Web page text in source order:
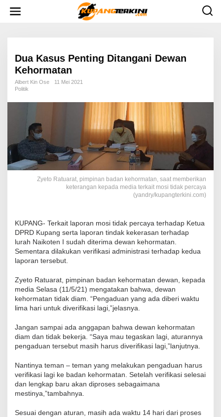
Dua Kasus Penting Ditangani Dewan
Kehormatan
Albert Kin Ose
11 Mei 2021
Politik
Zyeto Ratuarat, pimpinan badan kehormatan, saat memberikan
keterangan kepada media terkait mosi tidak percaya
(yandry/kupangterkini.com)
KUPANG- Terkait laporan mosi tidak percaya terhadap Ketua
DPRD Kupang serta laporan tindak kekerasan terhadap
lurah Naikoten I sudah diterima dewan kehormatan.
Sementara dilakukan verifikasi administrasi terhadap kedua
laporan tersebut.
Zyeto Ratuarat, pimpinan badan kehormatan dewan, kepada
media Selasa (11/5/21) mengatakan bahwa, dewan
kehormatan tidak diam. “Pengaduan yang ada diberi waktu
lima hari untuk diverifikasi lagi,”jelasnya.
Jangan sampai ada anggapan bahwa dewan kehormatan
diam dan tidak bekerja. “Saya mau tegaskan lagi, aturannya
pengaduan tersebut masih harus diverifikasi lagi,”lanjutnya.
Nantinya teman – teman yang melakukan pengaduan harus
verifikasi lagi ke badan kehormatan. Setelah verifikasi selesai
dan lengkap baru akan diproses sebagaimana
mestinya,”tambahnya.
Sesuai dengan aturan, masih ada waktu 14 hari dari proses